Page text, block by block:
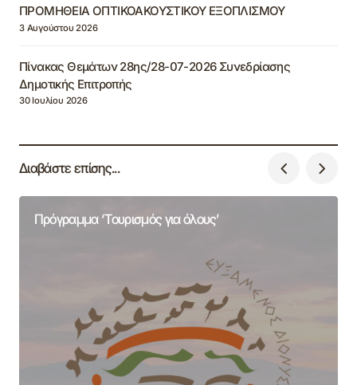
ΠΡΟΜΗΘΕΙΑ ΟΠΤΙΚΟΑΚΟΥΣΤΙΚΟΥ ΕΞΟΠΛΙΣΜΟΥ
3 Αυγούστου 2026
Πίνακας Θεμάτων 28ης/28-07-2026 Συνεδρίασης
Δημοτικής Επιτροπής
30 Ιουλίου 2026
Διαβάστε επίσης...
Πρόγραμμα ‘Τουρισμός για όλους’